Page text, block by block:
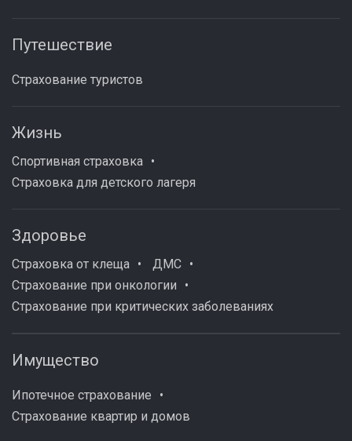
Путешествие
Страхование туристов
Жизнь
Спортивная страховка
Страховка для детского лагеря
Здоровье
Страховка от клеща
ДМС
Страхование при онкологии
Страхование при критических заболеваниях
Имущество
Ипотечное страхование
Страхование квартир и домов